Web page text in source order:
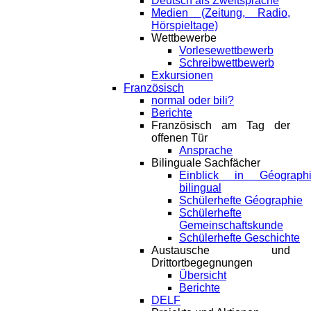
Medien (Zeitung, Radio,
Hörspieltage)
Wettbewerbe
Vorlesewettbewerb
Schreibwettbewerb
Exkursionen
Französisch
normal oder bili?
Berichte
Französisch am Tag der
offenen Tür
Ansprache
Bilinguale Sachfächer
Einblick in
bilingual
Schülerhefte Géographie
Schülerhefte
Gemeinschaftskunde
Schülerhefte Geschichte
Austausche und
Drittortbegegnungen
Übersicht
Berichte
DELF